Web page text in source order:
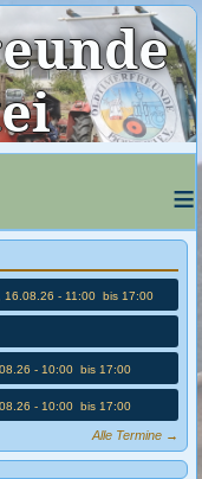
≡
16.08.26 - 11:00 bis 17:00
- 10:00 bis 17:00
- 10:00 bis 17:00
Alle Termine →